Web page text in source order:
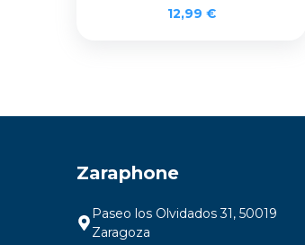
12,99 €
Zaraphone
Paseo los Olvidados 31, 50019
Zaragoza